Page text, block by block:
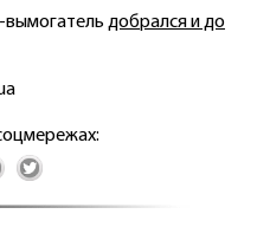
вымогатель добрался и до